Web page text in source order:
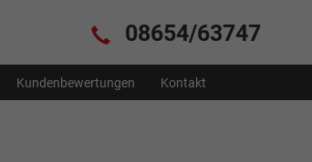
08654/63747
Kundenbewertungen Kontakt